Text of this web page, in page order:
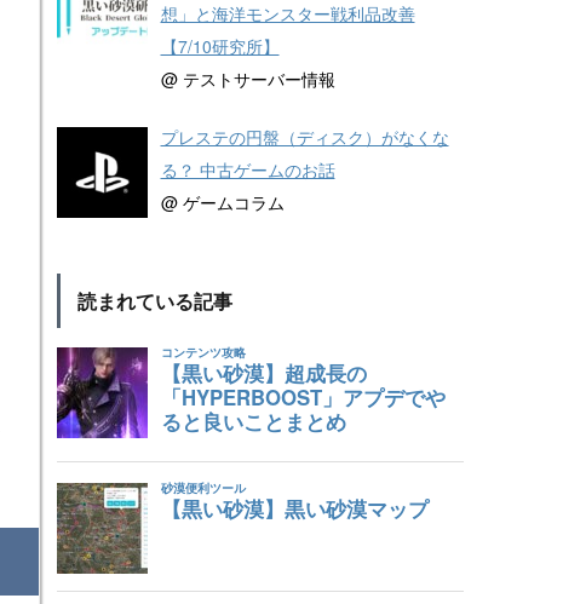
想」と海洋モンスター戦利品改善
【7/10研究所】
@ テストサーバー情報
プレステの円盤（ディスク）がなくな
る？ 中古ゲームのお話
@ ゲームコラム
読まれている記事